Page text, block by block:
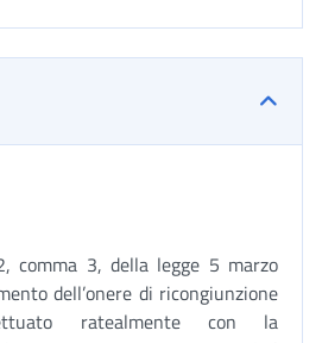
comma 3, della legge 5 marzo
dell’onere di ricongiunzione
ratealmente con la